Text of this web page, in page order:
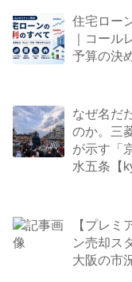
住宅ロー
｜コール
予算の決
なぜ名だ
のか。三
が示す「
水五条【
【プレ
ン売却ス
大阪の市